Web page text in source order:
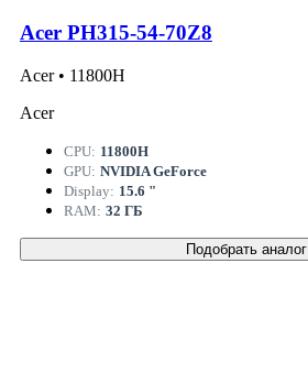
Acer PH315-54-70Z8
Acer • 11800H
Acer
CPU: 11800H
GPU: NVIDIA GeForce
Display: 15.6 "
RAM: 32 ГБ
Подобрать аналог